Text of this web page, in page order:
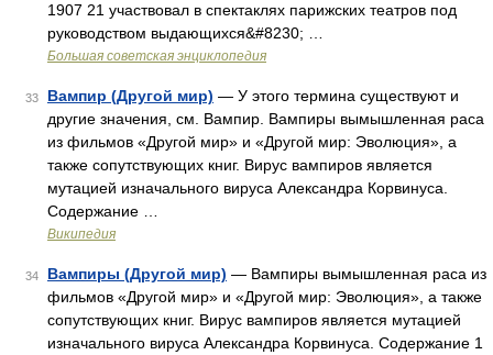
1907 21 участвовал в спектаклях парижских театров под
руководством выдающихся&#8230; …
Большая советская энциклопедия
33 Вампир (Другой мир) — У этого термина существуют и
другие значения, см. Вампир. Вампиры вымышленная раса
из фильмов «Другой мир» и «Другой мир: Эволюция», а
также сопутствующих книг. Вирус вампиров является
мутацией изначального вируса Александра Корвинуса.
Содержание …
Википедия
34 Вампиры (Другой мир) — Вампиры вымышленная раса из
фильмов «Другой мир» и «Другой мир: Эволюция», а также
сопутствующих книг. Вирус вампиров является мутацией
изначального вируса Александра Корвинуса. Содержание 1